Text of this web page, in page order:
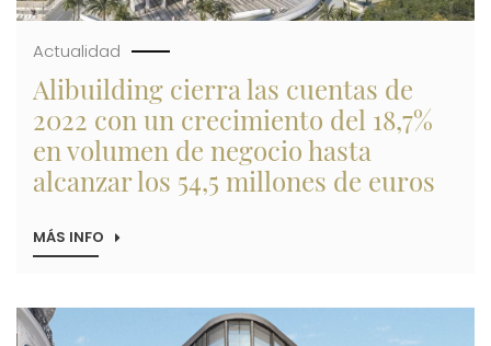
Actualidad
Alibuilding cierra las cuentas de
2022 con un crecimiento del 18,7%
en volumen de negocio hasta
alcanzar los 54,5 millones de euros
MÁS INFO SOBRE
CUENTAS
Imagen